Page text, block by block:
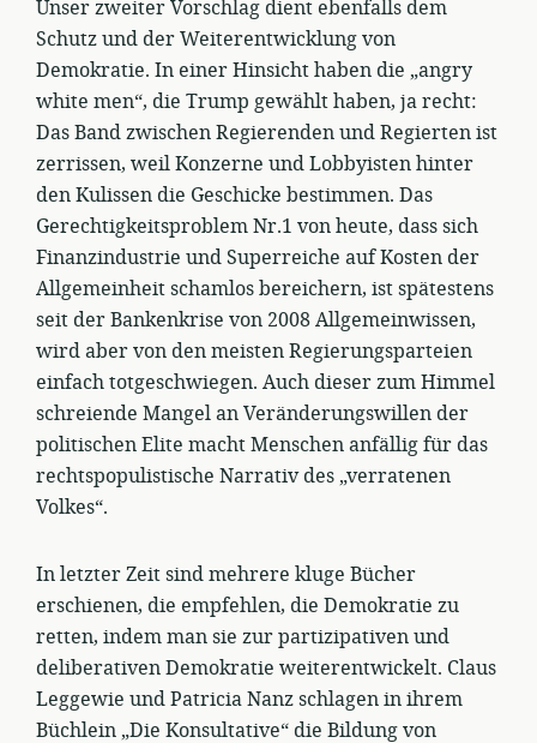
Unser zweiter Vorschlag dient ebenfalls dem
Schutz und der Weiterentwicklung von
Demokratie. In einer Hinsicht haben die „angry
white men“, die Trump gewählt haben, ja recht:
Das Band zwischen Regierenden und Regierten ist
zerrissen, weil Konzerne und Lobbyisten hinter
den Kulissen die Geschicke bestimmen. Das
Gerechtigkeitsproblem Nr.1 von heute, dass sich
Finanzindustrie und Superreiche auf Kosten der
Allgemeinheit schamlos bereichern, ist spätestens
seit der Bankenkrise von 2008 Allgemeinwissen,
wird aber von den meisten Regierungsparteien
einfach totgeschwiegen. Auch dieser zum Himmel
schreiende Mangel an Veränderungswillen der
politischen Elite macht Menschen anfällig für das
rechtspopulistische Narrativ des „verratenen
Volkes“.
In letzter Zeit sind mehrere kluge Bücher
erschienen, die empfehlen, die Demokratie zu
retten, indem man sie zur partizipativen und
deliberativen Demokratie weiterentwickelt. Claus
Leggewie und Patricia Nanz schlagen in ihrem
Büchlein „Die Konsultative“ die Bildung von